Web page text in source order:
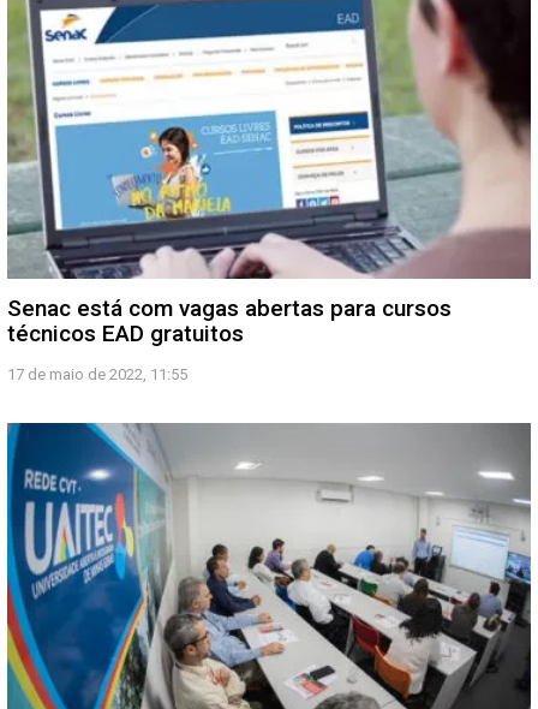
Senac está com vagas abertas para cursos
técnicos EAD gratuitos
17 de maio de 2022, 11:55